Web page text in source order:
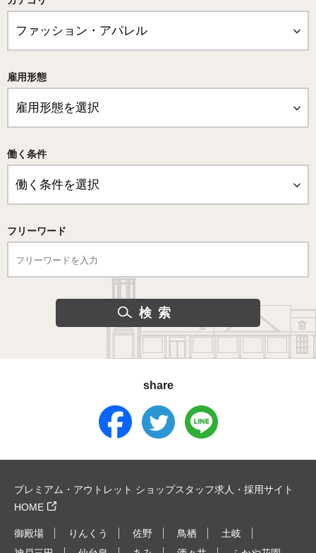
雇用形態
働く条件
フリーワード
share
プレミアム・アウトレット ショップスタッフ求人・採用サイト
HOME
御殿場 りんくう 佐野 鳥栖
土岐